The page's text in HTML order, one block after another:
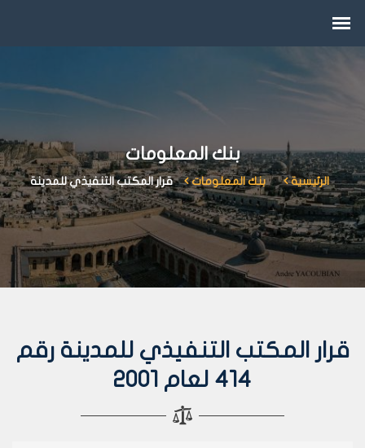
بنك المعلومات
الرئيسية بنك المعلومات قرار المكتب التنفيذي للمدينة
قرار المكتب التنفيذي للمدينة رقم
414 لعام 2001